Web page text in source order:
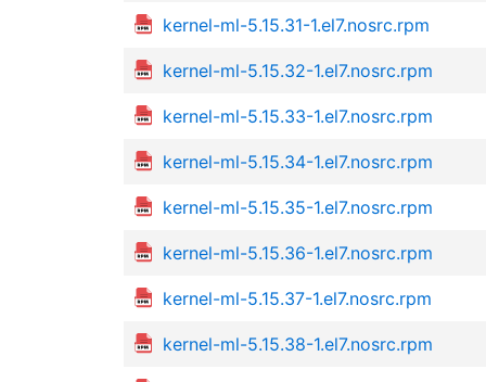
kernel-ml-5.15.31-1.el7.nosrc.rpm
kernel-ml-5.15.32-1.el7.nosrc.rpm
kernel-ml-5.15.33-1.el7.nosrc.rpm
kernel-ml-5.15.34-1.el7.nosrc.rpm
kernel-ml-5.15.35-1.el7.nosrc.rpm
kernel-ml-5.15.36-1.el7.nosrc.rpm
kernel-ml-5.15.37-1.el7.nosrc.rpm
kernel-ml-5.15.38-1.el7.nosrc.rpm